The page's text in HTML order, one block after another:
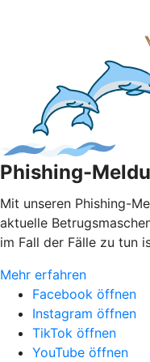
Phishing-
Mit unseren Phishing-
aktuelle
im Fall der Fälle zu tun
Mehr erfahren
Facebook öffnen
Instagram öffnen
TikTok öffnen
YouTube öffnen